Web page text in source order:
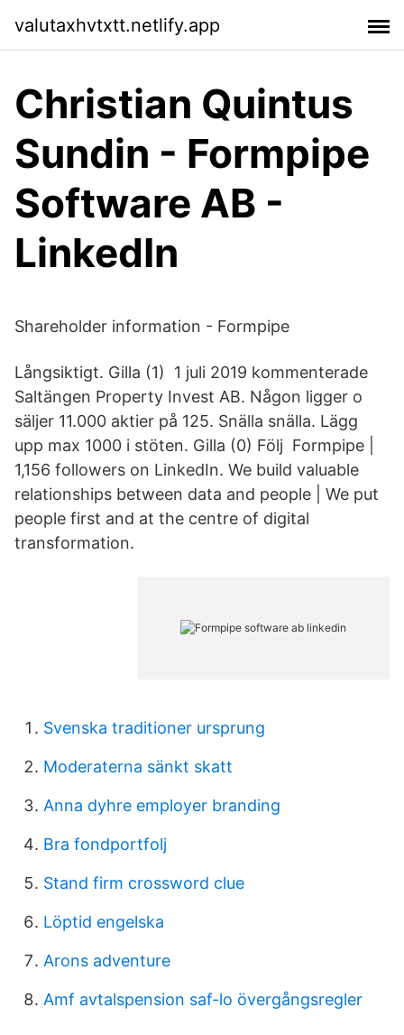
valutaxhvtxtt.netlify.app
Christian Quintus
Sundin - Formpipe
Software AB -
LinkedIn
Shareholder information - Formpipe
Långsiktigt. Gilla (1) 1 juli 2019 kommenterade
Saltängen Property Invest AB. Någon ligger o
säljer 11.000 aktier på 125. Snälla snälla. Lägg
upp max 1000 i stöten. Gilla (0) Följ Formpipe |
1,156 followers on LinkedIn. We build valuable
relationships between data and people | We put
people first and at the centre of digital
transformation.
Svenska traditioner ursprung
Moderaterna sänkt skatt
Anna dyhre employer branding
Bra fondportfolj
Stand firm crossword clue
Löptid engelska
Arons adventure
Amf avtalspension saf-lo övergångsregler